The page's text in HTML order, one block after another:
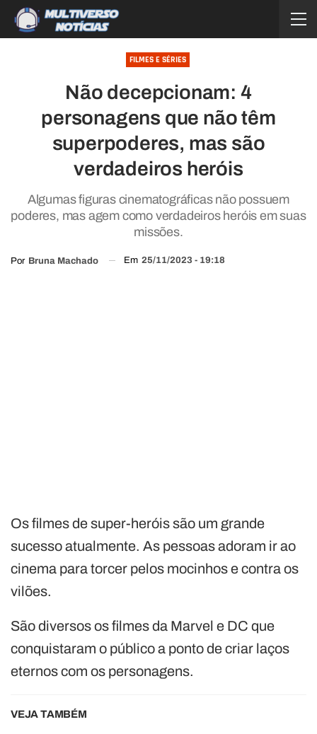
FILMES E SÉRIES
Não decepcionam: 4
personagens que não têm
superpoderes, mas são
verdadeiros heróis
Algumas figuras cinematográficas não possuem
poderes, mas agem como verdadeiros heróis em suas
missões.
Por Bruna Machado Em 25/11/2023 - 19:18
Os filmes de super-heróis são um grande
sucesso atualmente. As pessoas adoram ir ao
cinema para torcer pelos mocinhos e contra os
vilões.
São diversos os filmes da Marvel e DC que
conquistaram o público a ponto de criar laços
eternos com os personagens.
VEJA TAMBÉM